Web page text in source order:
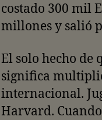
costado 300 mil
millones y salió
El solo hecho de
significa
internacional.
Harvard.